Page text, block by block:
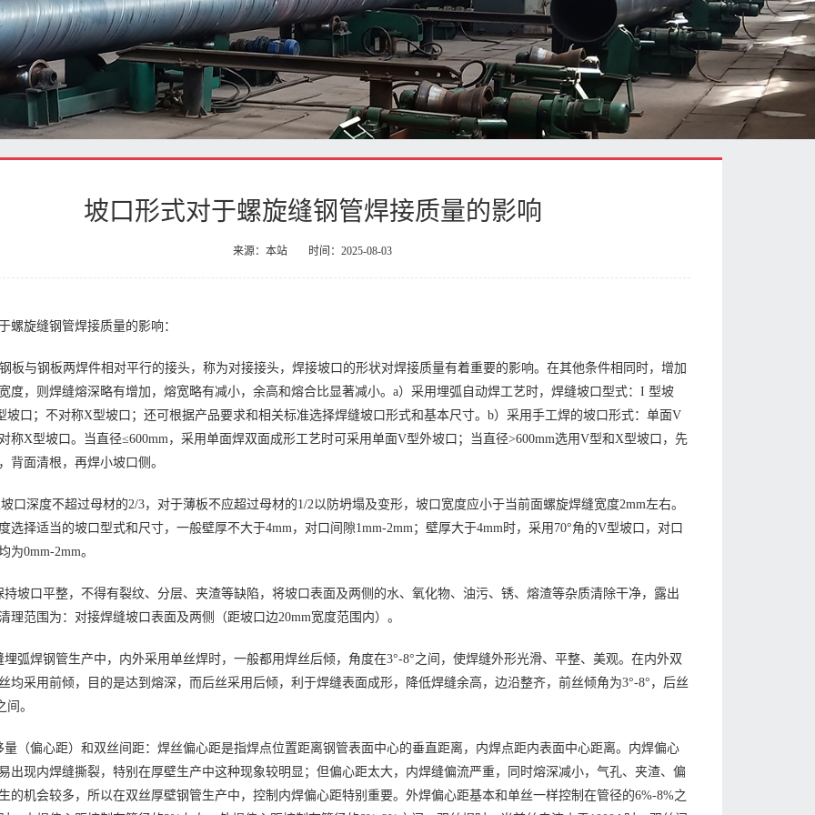
​坡口形式对于螺旋缝钢管焊接质量的影响
来源：本站 时间：2025-08-03
螺旋缝钢管焊接质量的影响：
板与钢板两焊件相对平行的接头，称为对接接头，焊接坡口的形状对焊接质量有着重要的影响。在其他条件相同时，增加
度，则焊缝熔深略有增加，熔宽略有减小，余高和熔合比显著减小。a）采用埋弧自动焊工艺时，焊缝坡口型式：I 型坡
坡口；不对称X型坡口；还可根据产品要求和相关标准选择焊缝坡口形式和基本尺寸。b）采用手工焊的坡口形式：单面V
称X型坡口。当直径≤600mm，采用单面焊双面成形工艺时可采用单面V型外坡口；当直径>600mm选用V型和X型坡口，先
背面清根，再焊小坡口侧。
口深度不超过母材的2/3，对于薄板不应超过母材的1/2以防坍塌及变形，坡口宽度应小于当前面螺旋焊缝宽度2mm左右。
选择适当的坡口型式和尺寸，一般壁厚不大于4mm，对口间隙1mm-2mm；壁厚大于4mm时，采用70°角的V型坡口，对口
为0mm-2mm。
持坡口平整，不得有裂纹、分层、夹渣等缺陷，将坡口表面及两侧的水、氧化物、油污、锈、熔渣等杂质清除干净，露出
理范围为：对接焊缝坡口表面及两侧（距坡口边20mm宽度范围内）。
埋弧焊钢管生产中，内外采用单丝焊时，一般都用焊丝后倾，角度在3°-8°之间，使焊缝外形光滑、平整、美观。在内外双
均采用前倾，目的是达到熔深，而后丝采用后倾，利于焊缝表面成形，降低焊缝余高，边沿整齐，前丝倾角为3°-8°，后丝
间。
量（偏心距）和双丝间距：焊丝偏心距是指焊点位置距离钢管表面中心的垂直距离，内焊点距内表面中心距离。内焊偏心
出现内焊缝撕裂，特别在厚壁生产中这种现象较明显；但偏心距太大，内焊缝偏流严重，同时熔深减小，气孔、夹渣、偏
的机会较多，所以在双丝厚壁钢管生产中，控制内焊偏心距特别重要。外焊偏心距基本和单丝一样控制在管径的6%-8%之